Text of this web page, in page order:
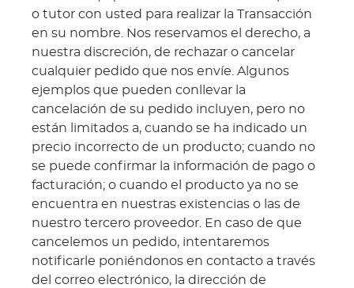
o tutor con usted para realizar la Transacción
en su nombre. Nos reservamos el derecho, a
nuestra discreción, de rechazar o cancelar
cualquier pedido que nos envíe. Algunos
ejemplos que pueden conllevar la
cancelación de su pedido incluyen, pero no
están limitados a, cuando se ha indicado un
precio incorrecto de un producto; cuando no
se puede confirmar la información de pago o
facturación; o cuando el producto ya no se
encuentra en nuestras existencias o las de
nuestro tercero proveedor. En caso de que
cancelemos un pedido, intentaremos
notificarle poniéndonos en contacto a través
del correo electrónico, la dirección de